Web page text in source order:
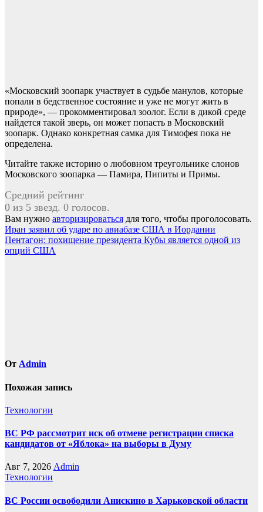
«Московский зоопарк участвует в судьбе манулов, которые
попали в бедственное состояние и уже не могут жить в
природе», — прокомментировал зоолог. Если в дикой среде
найдется такой зверь, он может попасть в Московский
зоопарк. Однако конкретная самка для Тимофея пока не
определена.
Читайте также историю о любовном треугольнике слонов
Московского зоопарка — Памира, Пипиты и Примы.
Средний рейтинг
0 из 5 звезд. 0 голосов.
Вам нужно авторизироваться для того, чтобы проголосовать.
Навигация
по
Иран заявил об ударе по авиабазе США в Иордании
Пентагон: похищение президента Кубы является одной из
опций США
От Admin
Похожая запись
Технологии
ВС РФ рассмотрит иск об отмене регистрации списка
кандидатов от «Яблока» на выборы в Думу
Авг 7, 2026 Admin
Технологии
ВС России освободили Анискино в Харьковской области